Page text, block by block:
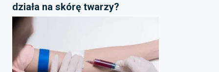
działa na skórę twarzy?